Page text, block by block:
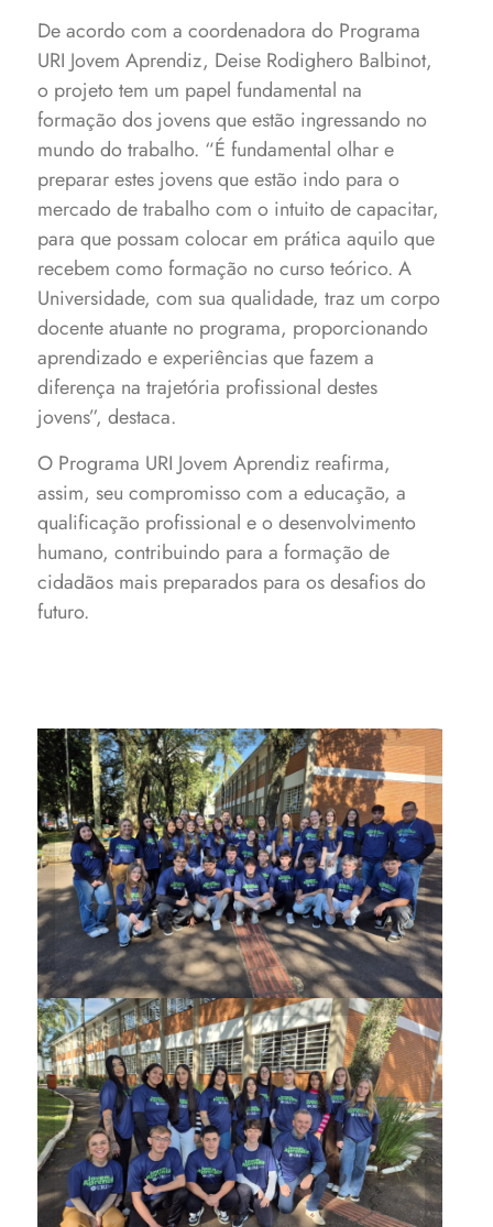
De acordo com a coordenadora do Programa
URI Jovem Aprendiz, Deise Rodighero Balbinot,
o projeto tem um papel fundamental na
formação dos jovens que estão ingressando no
mundo do trabalho. “É fundamental olhar e
preparar estes jovens que estão indo para o
mercado de trabalho com o intuito de capacitar,
para que possam colocar em prática aquilo que
recebem como formação no curso teórico. A
Universidade, com sua qualidade, traz um corpo
docente atuante no programa, proporcionando
aprendizado e experiências que fazem a
diferença na trajetória profissional destes
jovens”, destaca.
O Programa URI Jovem Aprendiz reafirma,
assim, seu compromisso com a educação, a
qualificação profissional e o desenvolvimento
humano, contribuindo para a formação de
cidadãos mais preparados para os desafios do
futuro.
Alunos da turma da tarde
Integrantes da turma da
manhã